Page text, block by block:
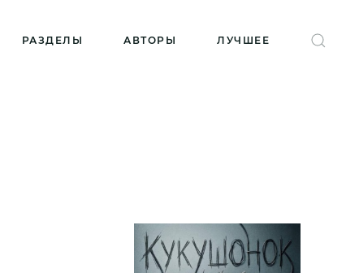
РАЗДЕЛЫ АВТОРЫ ЛУЧШЕЕ